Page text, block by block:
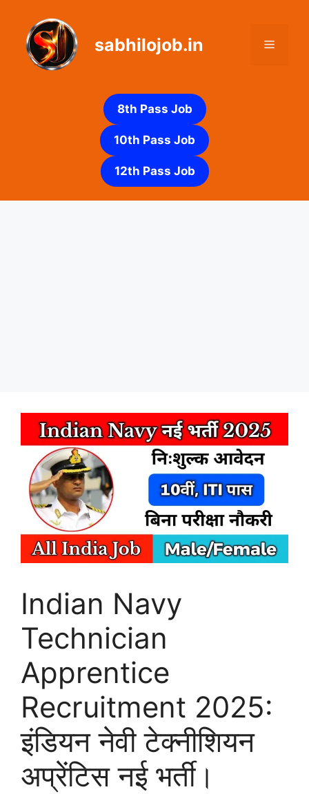
content
sabhilojob.in Menu
8th Pass Job
10th Pass Job
12th Pass Job
Indian Navy
Technician
Apprentice
Recruitment 2025:
इंडियन नेवी टेक्नीशियन
अप्रेंटिस नई भर्ती।